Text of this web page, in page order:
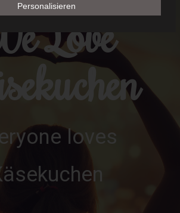
Love
loves
Personalisieren